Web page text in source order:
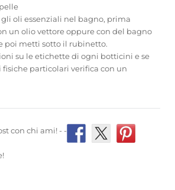
oli essenziali nel bagno, prima
un olio vettore oppure con del bagno
poi metti sotto il rubinetto.
su le etichette di ogni botticini e se
particolari verifica con un
con chi ami! - -